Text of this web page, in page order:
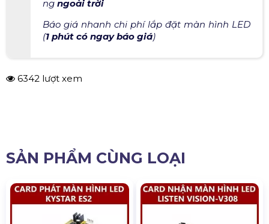
ng ngoài trời
Báo giá nhanh chi phí lắp đặt màn hình LED
(1 phút có ngay báo giá)
6342 lượt xem
SẢN PHẨM CÙNG LOẠI